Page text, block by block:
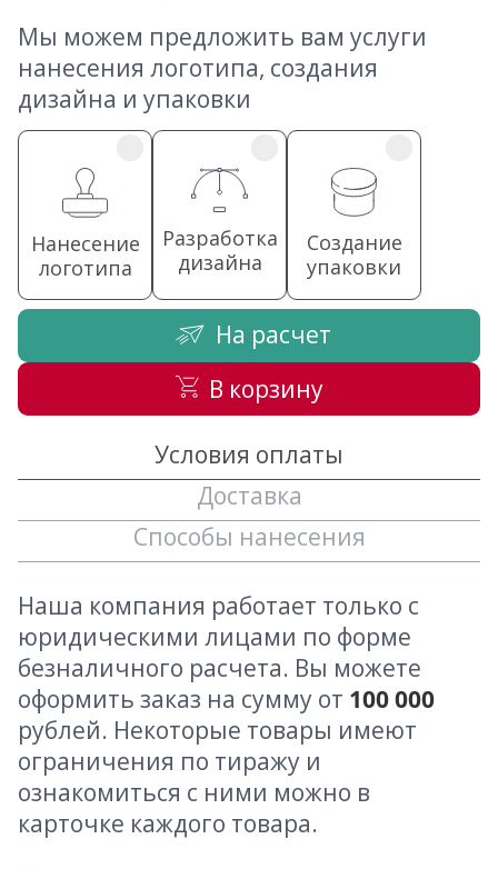
Мы можем предложить вам услуги
нанесения логотипа, создания
дизайна и упаковки
Нанесение
логотипа
Разработка
дизайна
Создание
упаковки
На расчет
В корзину
Условия оплаты
Доставка
Способы нанесения
Наша компания работает только с
юридическими лицами по форме
безналичного расчета. Вы можете
оформить заказ на сумму от 100 000
рублей. Некоторые товары имеют
ограничения по тиражу и
ознакомиться с ними можно в
карточке каждого товара.